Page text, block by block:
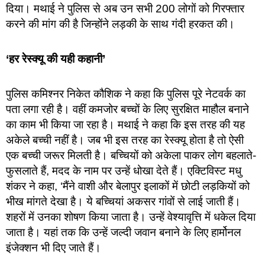
दिया। मथाई ने पुलिस से अब उन सभी 200 लोगों को गिरफ्तार
करने की मांग की है जिन्होंने लड़की के साथ गंदी हरकत की।
‘हर रेस्क्यू की यही कहानी’
पुलिस कमिश्नर निकेत कौशिक ने कहा कि पुलिस पूरे नेटवर्क का
पता लगा रही है। वहीं कमजोर बच्चों के लिए सुरक्षित माहौल बनाने
का काम भी किया जा रहा है। मथाई ने कहा कि इस तरह की यह
अकेले बच्ची नहीं है। जब भी इस तरह का रेस्क्यू होता है तो ऐसी
एक बच्ची जरूर मिलती है। बच्चियों को अकेला पाकर लोग बहलाते-
फुसलाते हैं, मदद के नाम पर उन्हें धोखा देते हैं। एक्टिविस्ट मधु
शंकर ने कहा, ‘मैंने वाशी और बेलापुर इलाकों में छोटी लड़कियों को
भीख मांगते देखा है। ये बच्चियां अकसर गांवों से लाई जाती हैं।
शहरों में उनका शोषण किया जाता है। उन्हें वेश्यावृत्ति में धकेल दिया
जाता है। यहां तक कि उन्हें जल्दी जवान बनाने के लिए हार्मोनल
इंजेक्शन भी दिए जाते हैं।